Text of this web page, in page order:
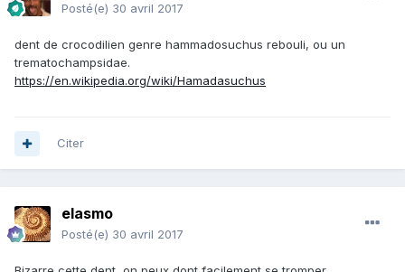
Posté(e) 30 avril 2017
dent de crocodilien genre hammadosuchus rebouli, ou un
trematochampsidae.
https://en.wikipedia.org/wiki/Hamadasuchus
Citer
elasmo
Posté(e) 30 avril 2017